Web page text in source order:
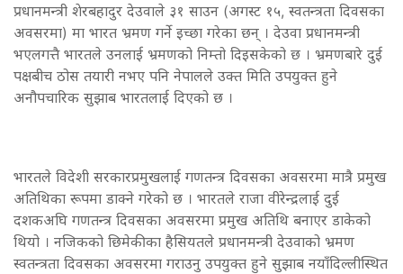
प्रधानमन्त्री शेरबहादुर देउवाले ३१ साउन (अगस्ट १५, स्वतन्त्रता दिवसका
अवसरमा) मा भारत भ्रमण गर्ने इच्छा गरेका छन् । देउवा प्रधानमन्त्री
भएलगत्तै भारतले उनलाई भ्रमणको निम्तो दिइसकेको छ । भ्रमणबारे दुई
पक्षबीच ठोस तयारी नभए पनि नेपालले उक्त मिति उपयुक्त हुने
अनौपचारिक सुझाब भारतलाई दिएको छ ।
भारतले विदेशी सरकारप्रमुखलाई गणतन्त्र दिवसका अवसरमा मात्रै प्रमुख
अतिथिका रूपमा डाक्ने गरेको छ । भारतले राजा वीरेन्द्रलाई दुई
दशकअघि गणतन्त्र दिवसका अवसरमा प्रमुख अतिथि बनाएर डाकेको
थियो । नजिकको छिमेकीका हैसियतले प्रधानमन्त्री देउवाको भ्रमण
स्वतन्त्रता दिवसका अवसरमा गराउनु उपयुक्त हुने सुझाब नयाँदिल्लीस्थित